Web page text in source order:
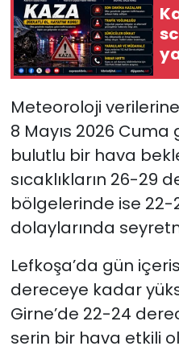
Meteoroloji verilerine
8 Mayıs 2026 Cuma
bulutlu bir hava
sıcaklıkların 26-29
bölgelerinde ise
dolaylarında
Lefkoşa’da gün
dereceye kadar
Girne’de 22-24
serin bir hava etkili
Otomobil Dünyası
Politika
SAĞLIK
Spor
Teknoloji
TÜRKiYE
Video Galeri
YAŞAM